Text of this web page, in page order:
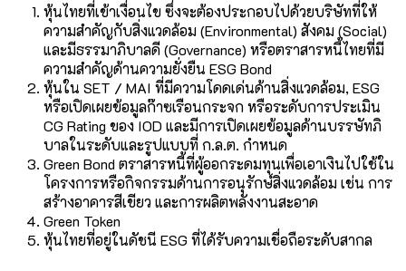
หุ้นไทยที่เข้าเงื่อนไข ซึ่งจะต้องประกอบไปด้วยบริษัทที่ให้
ความสำคัญกับสิ่งแวดล้อม (Environmental) สังคม (Social)
และมีธรรมาภิบาลดี (Governance) หรือตราสารหนี้ไทยที่มี
ความสำคัญด้านความยั่งยืน ESG Bond
หุ้นใน SET / MAI ที่มีความโดดเด่นด้านสิ่งแวดล้อม, ESG
หรือเปิดเผยข้อมูลก๊าซเรือนกระจก หรือระดับการประเมิน
CG Rating ของ IOD และมีการเปิดเผยข้อมูลด้านบรรษัทภิ
บาลในระดับและรูปแบบที่ ก.ล.ต. กำหนด
Green Bond ตราสารหนี้ที่ผู้ออกระดมทุนเพื่อเอาเงินไปใช้ใน
โครงการหรือกิจกรรมด้านการอนุรักษ์สิ่งแวดล้อม เช่น การ
สร้างอาคารสีเขียว และการผลิตพลังงานสะอาด
Green Token
หุ้นไทยที่อยู่ในดัชนี ESG ที่ได้รับความเชื่อถือระดับสากล